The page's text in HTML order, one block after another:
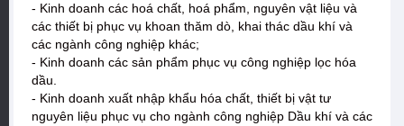
- Kinh doanh các hoá chất, hoá phẩm, nguyên vật liệu và
các thiết bị phục vụ khoan thăm dò, khai thác dầu khí và
các ngành công nghiệp khác;
- Kinh doanh các sản phẩm phục vụ công nghiệp lọc hóa
dầu.
- Kinh doanh xuất nhập khẩu hóa chất, thiết bị vật tư
nguyên liệu phục vụ cho ngành công nghiệp Dầu khí và các